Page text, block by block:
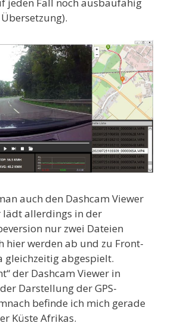
auch den Dashcam Viewer
lädt allerdings in der
nur zwei Dateien
hier werden ab und zu Front-
gleichzeitig abgespielt.
der Dashcam Viewer in
Darstellung der GPS-
befinde ich mich gerade
Küste Afrikas.